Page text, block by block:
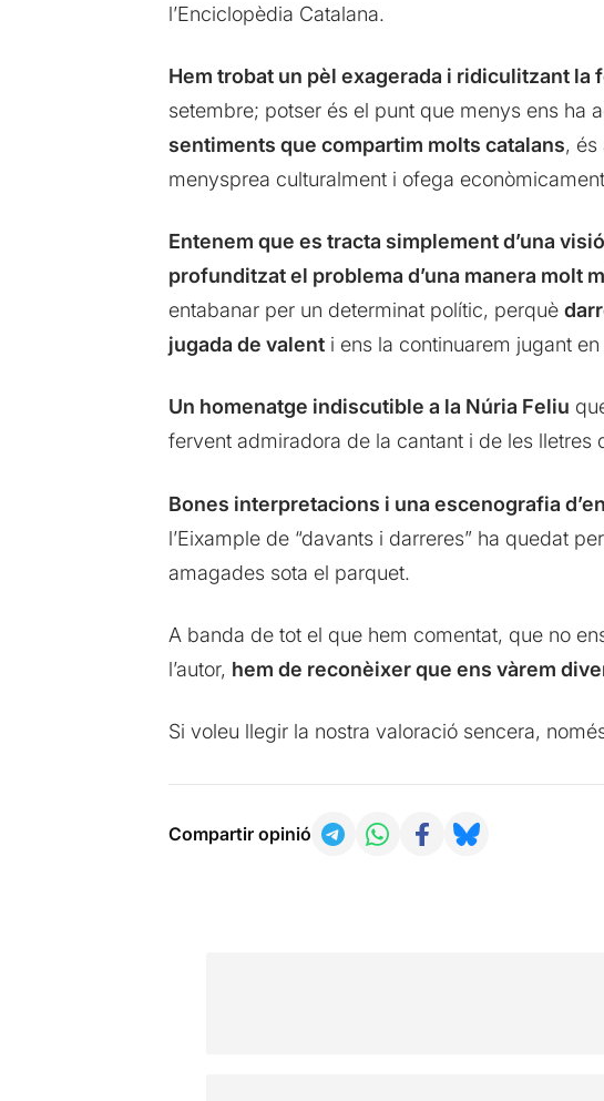
l’Enciclopèdia Catalana.
Hem trobat un pèl exagerada i ridiculitzant la
setembre; potser és el punt que menys ens ha
sentiments que compartim molts catalans, és
menysprea culturalment i ofega
Entenem que es tracta simplement d’una
profunditzat el problema d’una manera molt
entabanar per un determinat polític, perquè
jugada de valenti ens la continuarem jugant
Un homenatge indiscutible a la Núria Feliu
fervent admiradora de la cantant i de les lletres
Bones interpretacions i una escenografia
l’Eixample de “davants i darreres” ha quedat
amagades sota el parquet.
A banda de tot el que hem comentat, que no
l’autor, hem de reconèixer que ens vàrem
Si voleu llegir la nostra valoració sencera,
Compartir opinió